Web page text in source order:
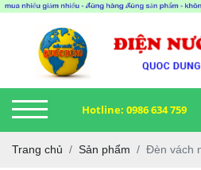
Hotline: 0986 634 759
Trang chủ Sản phẩm Đèn vách